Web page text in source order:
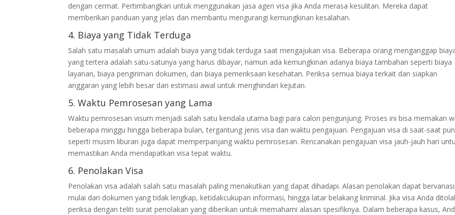
dengan cermat. Pertimbangkan untuk menggunakan jasa agen visa jika Anda merasa kesulitan. Mereka dapat
memberikan panduan yang jelas dan membantu mengurangi kemungkinan kesalahan.
4. Biaya yang Tidak Terduga
Salah satu masalah umum adalah biaya yang tidak terduga saat mengajukan visa. Beberapa orang menganggap
yang tertera adalah satu-satunya yang harus dibayar, namun ada kemungkinan adanya biaya tambahan seperti biaya
layanan, biaya pengiriman dokumen, dan biaya pemeriksaan kesehatan. Periksa semua biaya terkait dan siapkan
anggaran yang lebih besar dari estimasi awal untuk menghindari kejutan.
5. Waktu Pemrosesan yang Lama
Waktu pemrosesan visum menjadi salah satu kendala utama bagi para calon pengunjung. Proses ini bisa memakan
beberapa minggu hingga beberapa bulan, tergantung jenis visa dan waktu pengajuan. Pengajuan visa di saat-saat
seperti musim liburan juga dapat memperpanjang waktu pemrosesan. Rencanakan pengajuan visa jauh-jauh hari
memastikan Anda mendapatkan visa tepat waktu.
6. Penolakan Visa
Penolakan visa adalah salah satu masalah paling menakutkan yang dapat dihadapi. Alasan penolakan dapat
mulai dari dokumen yang tidak lengkap, ketidakcukupan informasi, hingga latar belakang kriminal. Jika visa Anda
periksa dengan teliti surat penolakan yang diberikan untuk memahami alasan spesifiknya. Dalam beberapa kasus,